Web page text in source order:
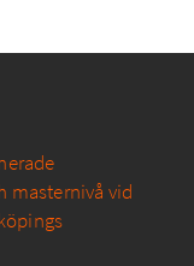
masternivå vid